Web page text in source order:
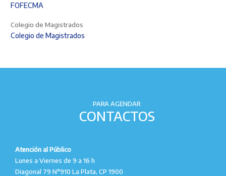
FOFECMA
Colegio de Magistrados
Colegio de Magistrados
PARA AGENDAR
CONTACTOS
Atención al Público
Lunes a Viernes de 9 a 16 h
Diagonal 79 N°910 La Plata, CP 1900